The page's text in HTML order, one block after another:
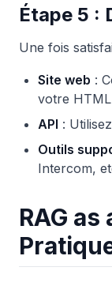
Étape 5 :
Une fois
Site web :
votre HTML
API :
Outils
Intercom,
RAG